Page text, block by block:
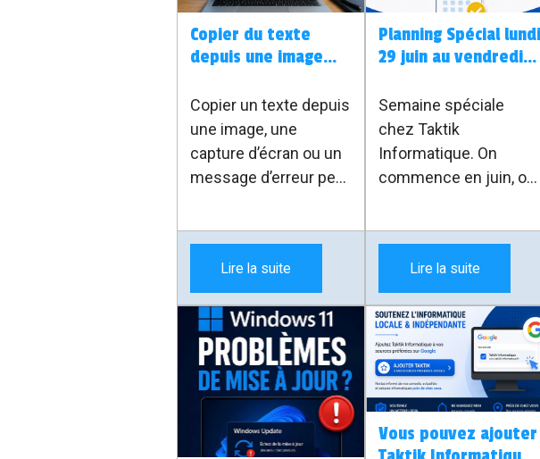
exactement cela. Les
SMS classiques ne
disparaissent pas. Le
surtout l’application
utilisée pour envoyer
et recevoir les
messages sur
Samsung Galaxy.
Copier du texte
depuis une image
Copier un texte depuis
une image, une
capture d’écran ou un
message d’erreur peut
Avec l’outil PowerToys
de Microsoft, il existe
une solution simple :
utiliser le raccourci
Windows + Maj + T
pour sélectionner une
zone à l’écran et
récupérer
automatiquement le
texte.
Lire la suite
Planning Spécial lundi
29 juin au vendredi 3
Semaine spéciale
chez Taktik
Informatique. On
commence en juin, on
le planning s’adapte du
29 juin au 3 juillet
2026.Lire la suite
Vous pouvez ajouter